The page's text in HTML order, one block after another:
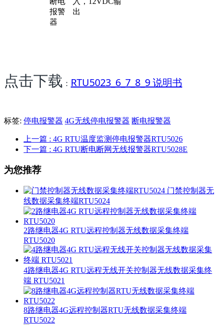
报警
器
出
点击下载 ： RTU5023_6_7_8_9 说明书
标签: 停电报警器 4G无线停电报警器 断电报警器
上一篇 : 4G RTU温度监测停电报警器RTU5026
下一篇 : 4G RTU断电断网无线报警器RTU5028E
为您推荐
门禁控制器无
线数据采集终端RTU5024
2路继电器4G RTU远程控制器无线数据采集终端
RTU5020
4路继电器4G RTU远程无线开关控制器无线数据采集终
端 RTU5021
8路继电器4G远程控制器RTU无线数据采集终端
RTU5022